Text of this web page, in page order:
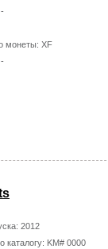
монеты: XF
2012
каталогу: KM# 0000